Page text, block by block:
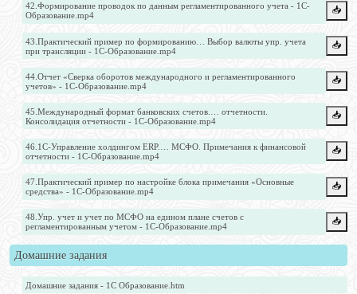
42.Формирование проводок по данным регламентированного учета - 1С-
Образование.mp4
📥️
43.Практический пример по формированию… Выбор валюты упр. учета
при трансляции - 1С-Образование.mp4
📥️
44.Отчет «Сверка оборотов международного и регламентированного
учетов» - 1С-Образование.mp4
📥️
45.Международный формат банковских счетов.… отчетности.
Консолидация отчетности - 1С-Образование.mp4
📥️
46.1С-Управление холдингом ERP.… МСФО. Примечания к финансовой
отчетности - 1С-Образование.mp4
📥️
47.Практический пример по настройке блока примечания «Основные
средства» - 1С-Образование.mp4
📥️
48.Упр. учет и учет по МСФО на едином плане счетов с
регламентированным учетом - 1С-Образование.mp4
📥️
Домашние задания
Домашние задания - 1С Образование.htm